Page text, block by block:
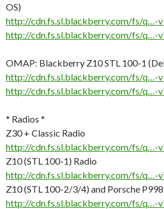
OS)
http://cdn.fs.sl.blackberry.com/fs/q…-
http://cdn.fs.sl.blackberry.com/fs/q…-
OMAP: Blackberry Z10 STL 100-1
http://cdn.fs.sl.blackberry.com/fs/q…-
http://cdn.fs.sl.blackberry.com/fs/q…-
* Radios *
Z30 + Classic Radio
http://cdn.fs.sl.blackberry.com/fs/q…-
Z10 (STL 100-1) Radio
http://cdn.fs.sl.blackberry.com/fs/q…-
Z10 (STL 100-2/3/4) and Porsche
http://cdn.fs.sl.blackberry.com/fs/q…-